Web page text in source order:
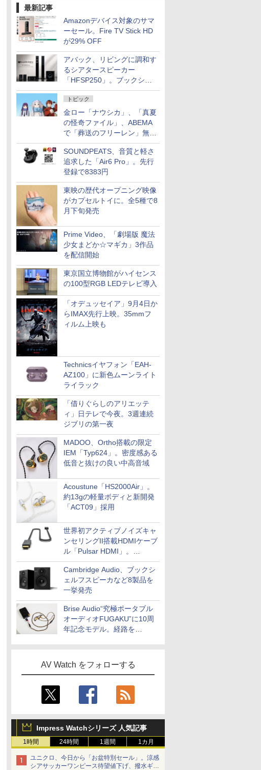
最新記事
Amazonデバイス対象のサマ
ーセール。Fire TV Stick HD
が29% OFF
アバック、リビングに調和す
るシアタースピーカー
「HFSP250」。ブックシェ
ルフはペア3万円以下
トピック
金ロー「ナウシカ」、「真夏
の怪奇ファイル」、ABEMA
で「葬送のフリーレン」無料
配信など。夏の特番・配信情
報
SOUNDPEATS、音質と軽さ
追求した「Air6 Pro」。先行
登録で8383円
東映の歴代オープニング映像
がカプセルトイに。全5種で8
月下旬発売
Prime Video、「劇場版 魔法
少女まどか☆マギカ」3作品
を配信開始
東京国立博物館がハイセンス
の100型RGB LEDテレビ導入
「オデュッセイア」9月4日か
らIMAX先行上映。35mmフ
ィルム上映も
Technicsイヤフォン「EAH-
AZ100」に新色ムーンライト
ライラック
「借りぐらしのアリエッテ
ィ」日テレで今夜。3週連続
ジブリの第一夜
MADOO、Ortho搭載の限定
IEM「Typ624」。密度感ある
低音と抜けの良い中高音域
Acoustune「HS2000Air」。
約13gの軽量ボディと新開発
「ACT09」採用
世界初アクティブノイズキャ
ンセリングII搭載HDMIケーブ
ル「Pulsar HDMI」。
SilentPowerから
Cambridge Audio、ブックシ
ェルフスピーカなど8製品を
一挙発売
Brise Audio“究極ポータブル
オーディオFUGAKU”に10周
年記念モデル。経路を
AV Watch をフォローする
Impress Watchシリーズ 人気記事
1時間 24時間 1週間 1カ月
ユニクロ、今日から「お盆特別セール」。涼感
シアサッカーワンピース待望値下げ、撥水ギア